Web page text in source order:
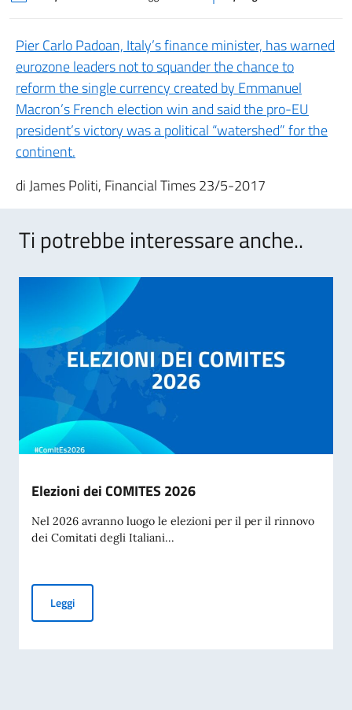
Pier Carlo Padoan, Italy’s finance minister, has warned
eurozone leaders not to squander the chance to
reform the single currency created by Emmanuel
Macron’s French election win and said the pro-EU
president’s victory was a political “watershed” for the
continent.
di James Politi, Financial Times 23/5-2017
Ti potrebbe interessare anche..
Elezioni dei COMITES 2026
Nel 2026 avranno luogo le elezioni per il per il rinnovo
dei Comitati degli Italiani...
LeggiElezioni dei COMITES 2026